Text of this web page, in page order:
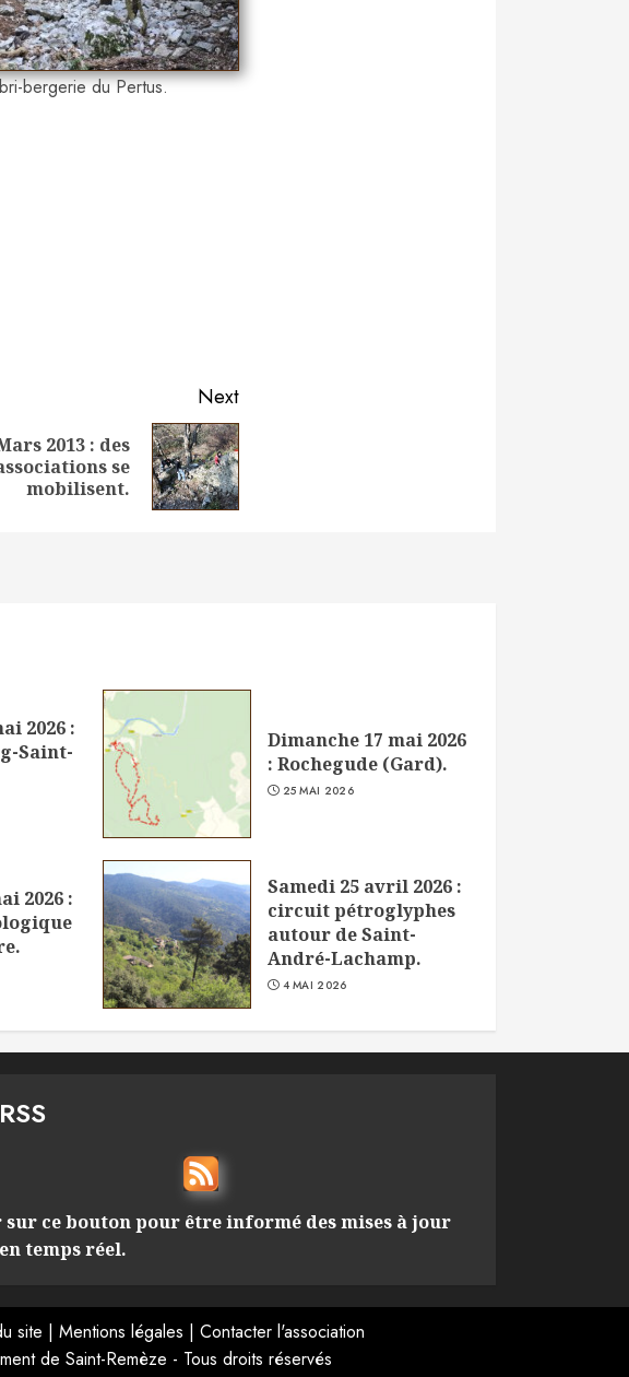
bergerie du Pertus.
Next
2013 : des
se
mobilisent.
2026 :
Saint-
Dimanche 17 mai 2026
: Rochegude (Gard).
25 MAI 2026
2026 :
Samedi 25 avril 2026 :
circuit pétroglyphes
autour de Saint-
André-Lachamp.
4 MAI 2026
sur ce bouton pour être informé des mises à jour
temps réel.
site | Mentions légales | Contacter l'association
de Saint-Remèze - Tous droits réservés